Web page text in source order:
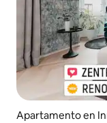
Apartamento en